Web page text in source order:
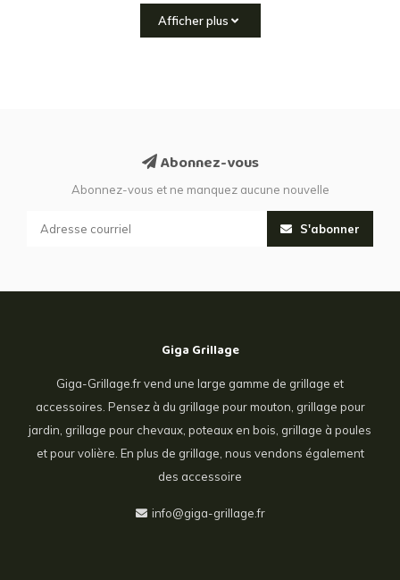
Afficher plus
Abonnez-vous
Abonnez-vous et ne manquez aucune nouvelle
S'abonner
Giga Grillage
Giga-Grillage.fr vend une large gamme de grillage et
accessoires. Pensez à du grillage pour mouton, grillage pour
jardin, grillage pour chevaux, poteaux en bois, grillage à poules
et pour volière. En plus de grillage, nous vendons également
des accessoire
info@giga-grillage.fr